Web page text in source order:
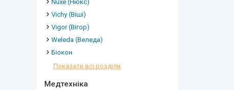
Nuxe (Нюкс)
Vichy (Віші)
Vigor (Вігор)
Weleda (Веледа)
Біокон
Показати всі розділи
Медтехніка